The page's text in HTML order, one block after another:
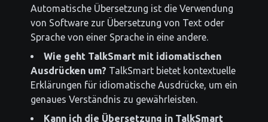
Automatische Übersetzung ist die Verwendung
von Software zur Übersetzung von Text oder
Sprache von einer Sprache in eine andere.
Wie geht TalkSmart mit idiomatischen
Ausdrücken um? TalkSmart bietet kontextuelle
Erklärungen für idiomatische Ausdrücke, um ein
genaues Verständnis zu gewährleisten.
Kann ich die Übersetzung in TalkSmart